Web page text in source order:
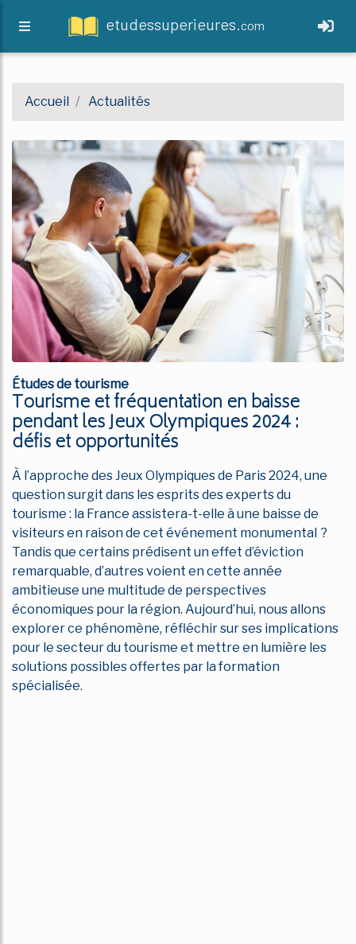
etudessuperieures.com
Accueil Actualités
Études de tourisme
Tourisme et fréquentation en baisse
pendant les Jeux Olympiques 2024 :
défis et opportunités
À l’approche des Jeux Olympiques de Paris 2024, une
question surgit dans les esprits des experts du
tourisme : la France assistera-t-elle à une baisse de
visiteurs en raison de cet événement monumental ?
Tandis que certains prédisent un effet d’éviction
remarquable, d’autres voient en cette année
ambitieuse une multitude de perspectives
économiques pour la région. Aujourd’hui, nous allons
explorer ce phénomène, réfléchir sur ses implications
pour le secteur du tourisme et mettre en lumière les
solutions possibles offertes par la formation
spécialisée.